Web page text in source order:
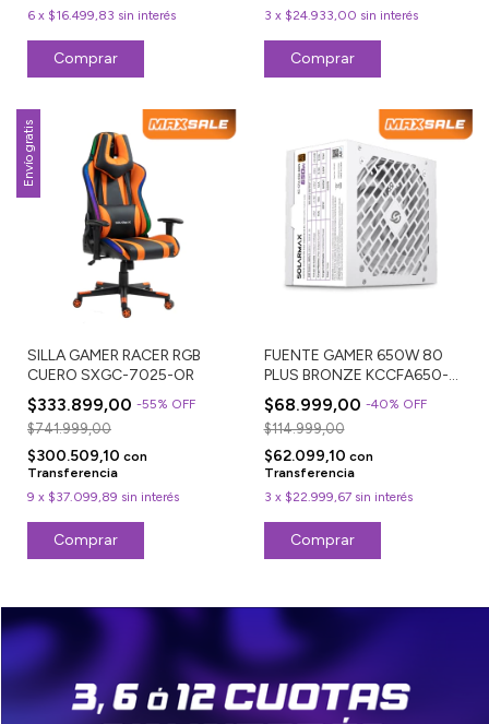
6 x $16.499,83 sin interés
3 x $24.933,00 sin interés
Envío gratis
SILLA GAMER RACER RGB
CUERO SXGC-7025-OR
$333.899,00 -55% OFF
$741.999,00
$300.509,10 con
Transferencia
9 x $37.099,89 sin interés
FUENTE GAMER 650W 80
PLUS BRONZE KCCFA650-
80PBW
$68.999,00 -40% OFF
$114.999,00
$62.099,10 con
Transferencia
3 x $22.999,67 sin interés